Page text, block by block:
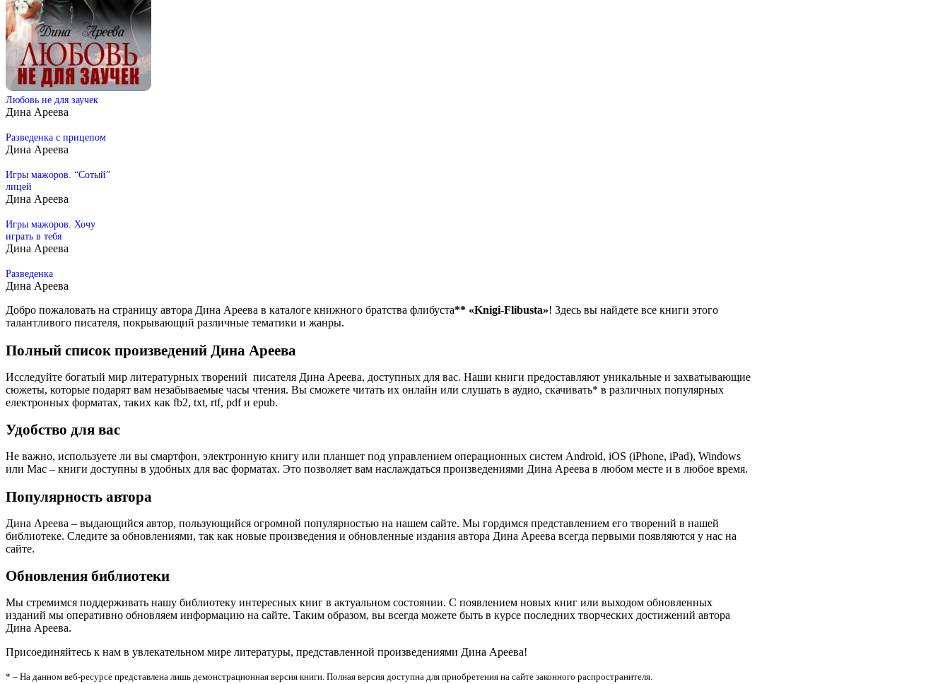
Любовь не для заучек
Дина Ареева
Разведенка с прицепом
Дина Ареева
Игры мажоров. “Сотый”
лицей
Дина Ареева
Игры мажоров. Хочу
играть в тебя
Дина Ареева
Разведенка
Дина Ареева
Добро пожаловать на страницу автора Дина Ареева в каталоге книжного братства флибуста** «Knigi-Flibusta»! Здесь вы найдете все книги этого
талантливого писателя, покрывающий различные тематики и жанры.
Полный список произведений Дина Ареева
Исследуйте богатый мир литературных творений писателя Дина Ареева, доступных для вас. Наши книги предоставляют уникальные и захватывающие
сюжеты, которые подарят вам незабываемые часы чтения. Вы сможете читать их онлайн или слушать в аудио, скачивать* в различных популярных
електронных форматах, таких как fb2, txt, rtf, pdf и epub.
Удобство для вас
Не важно, используете ли вы смартфон, электронную книгу или планшет под управлением операционных систем Android, iOS (iPhone, iPad), Windows
или Mac – книги доступны в удобных для вас форматах. Это позволяет вам наслаждаться произведениями Дина Ареева в любом месте и в любое время.
Популярность автора
Дина Ареева – выдающийся автор, пользующийся огромной популярностью на нашем сайте. Мы гордимся представлением его творений в нашей
библиотеке. Следите за обновлениями, так как новые произведения и обновленные издания автора Дина Ареева всегда первыми появляются у нас на
сайте.
Обновления библиотеки
Мы стремимся поддерживать нашу библиотеку интересных книг в актуальном состоянии. С появлением новых книг или выходом обновленных
изданий мы оперативно обновляем информацию на сайте. Таким образом, вы всегда можете быть в курсе последних творческих достижений автора
Дина Ареева.
Присоединяйтесь к нам в увлекательном мире литературы, представленной произведениями Дина Ареева!
* – На данном веб-ресурсе представлена лишь демонстрационная версия книги. Полная версия доступна для приобретения на сайте законного распространителя.